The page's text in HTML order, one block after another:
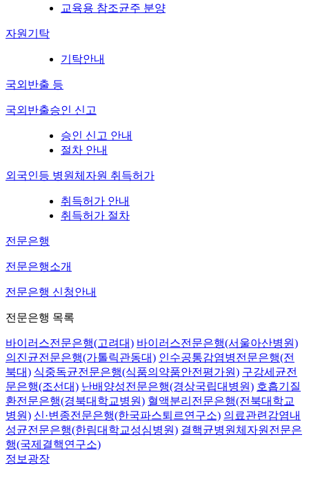
교육용 참조균주 분양
자원기탁
기탁안내
국외반출 등
국외반출승인 신고
승인 신고 안내
절차 안내
외국인등 병원체자원 취득허가
취득허가 안내
취득허가 절차
전문은행
전문은행소개
전문은행 신청안내
전문은행 목록
바이러스전문은행(고려대) 바이러스전문은행(서울아산병원)
의진균전문은행(가톨릭관동대) 인수공통감염병전문은행(전
북대) 식중독균전문은행(식품의약품안전평가원) 구강세균전
문은행(조선대) 난배양성전문은행(경상국립대병원) 호흡기질
환전문은행(경북대학교병원) 혈액분리전문은행(전북대학교
병원) 신·변종전문은행(한국파스퇴르연구소) 의료관련감염내
성균전문은행(한림대학교성심병원) 결핵균병원체자원전문은
행(국제결핵연구소)
정보광장